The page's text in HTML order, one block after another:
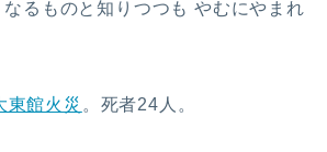
なるものと知りつつも やむにやまれ
東館火災 。死者24人。